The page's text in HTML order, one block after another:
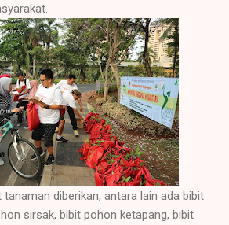
diberikan, antara lain ada bibit
sirsak, bibit pohon ketapang, bibit